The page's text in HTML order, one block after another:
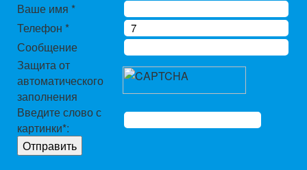
Ваше имя *
Телефон *
Сообщение
Защита от
автоматического
заполнения
Введите слово с
картинки*: